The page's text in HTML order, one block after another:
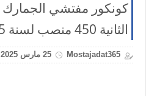
كونكور مفتشي الجمارك
الثانية 450 منصب لسنة 2025
Mostajadat365 25 مارس 2025